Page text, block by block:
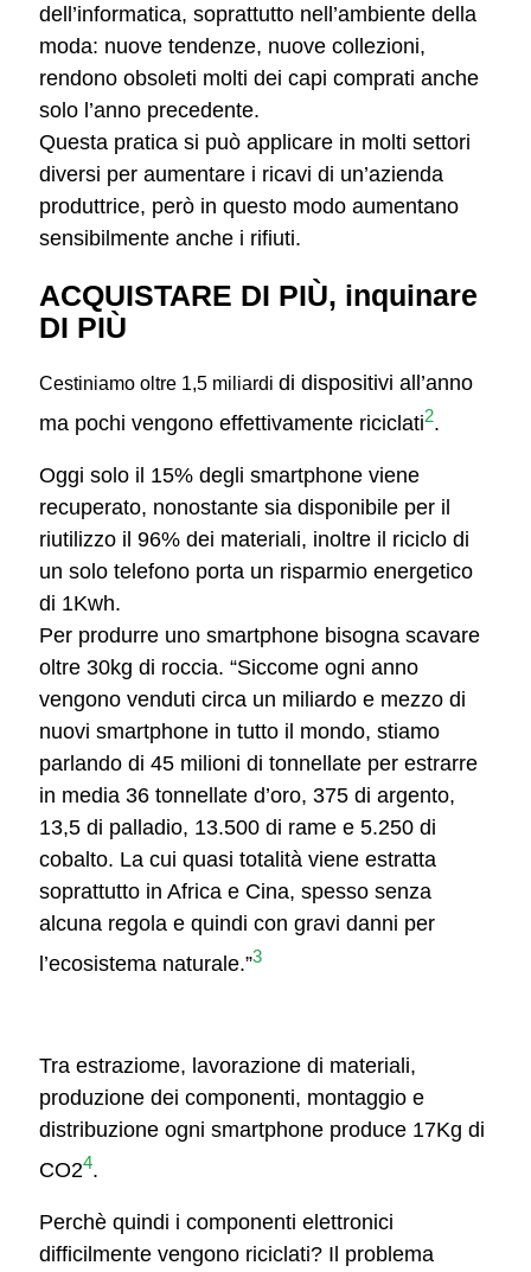
dell’informatica, soprattutto nell’ambiente della
moda: nuove tendenze, nuove collezioni,
rendono obsoleti molti dei capi comprati anche
solo l’anno precedente.
Questa pratica si può applicare in molti settori
diversi per aumentare i ricavi di un’azienda
produttrice, però in questo modo aumentano
sensibilmente anche i rifiuti.
ACQUISTARE DI PIÙ, inquinare
DI PIÙ
Cestiniamo oltre 1,5 miliardidi dispositivi all’anno
ma pochi vengono effettivamente riciclati2.
Oggi solo il 15% degli smartphone viene
recuperato, nonostante sia disponibile per il
riutilizzo il 96% dei materiali, inoltre il riciclo di
un solo telefono porta un risparmio energetico
di 1Kwh.
Per produrre uno smartphone bisogna scavare
oltre 30kg di roccia. “Siccome ogni anno
vengono venduti circa un miliardo e mezzo di
nuovi smartphone in tutto il mondo, stiamo
parlando di 45 milioni di tonnellate per estrarre
in media 36 tonnellate d’oro, 375 di argento,
13,5 di palladio, 13.500 di rame e 5.250 di
cobalto. La cui quasi totalità viene estratta
soprattutto in Africa e Cina, spesso senza
alcuna regola e quindi con gravi danni per
l’ecosistema naturale.”3
Tra estraziome, lavorazione di materiali,
produzione dei componenti, montaggio e
distribuzione ogni smartphone produce 17Kg di
CO24.
Perchè quindi i componenti elettronici
difficilmente vengono riciclati? Il problema